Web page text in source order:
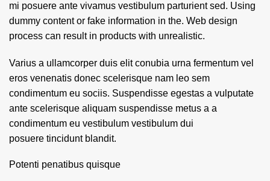
mi posuere ante vivamus vestibulum parturient sed. Using
dummy content or fake information in the. Web design
process can result in products with unrealistic.
Varius a ullamcorper duis elit conubia urna fermentum vel
eros venenatis donec scelerisque nam leo sem
condimentum eu sociis. Suspendisse egestas a vulputate
ante scelerisque aliquam suspendisse metus a a
condimentum eu vestibulum vestibulum dui
posuere tincidunt blandit.
Potenti penatibus quisque